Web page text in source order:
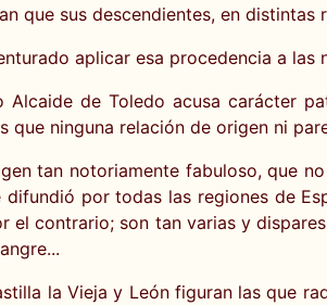
que sus descendientes, en
aplicar esa procedencia a
Alcaide de Toledo acusa carácter
que ninguna relación de origen ni
tan notoriamente fabuloso, que
por todas las regiones de
el contrario; son tan varias y
la Vieja y León figuran las que